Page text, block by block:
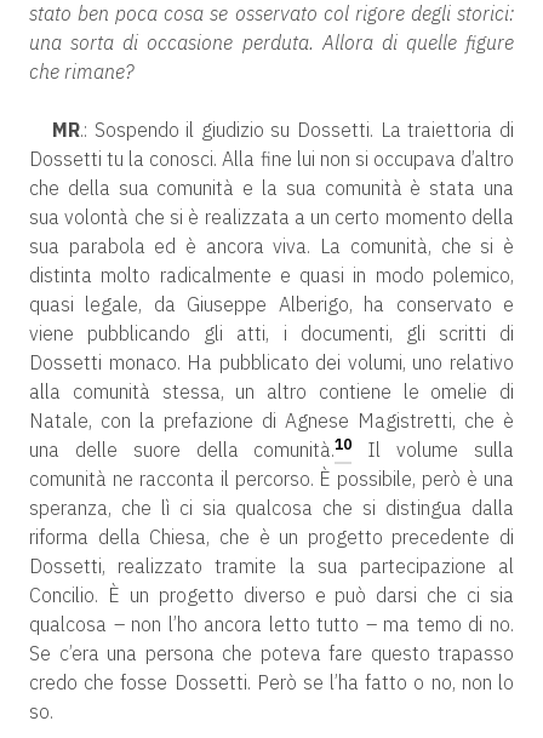
stato ben poca cosa se osservato col rigore degli storici:
una sorta di occasione perduta. Allora di quelle figure
che rimane?
MR.: Sospendo il giudizio su Dossetti. La traiettoria di
Dossetti tu la conosci. Alla fine lui non si occupava d’altro
che della sua comunità e la sua comunità è stata una
sua volontà che si è realizzata a un certo momento della
sua parabola ed è ancora viva. La comunità, che si è
distinta molto radicalmente e quasi in modo polemico,
quasi legale, da Giuseppe Alberigo, ha conservato e
viene pubblicando gli atti, i documenti, gli scritti di
Dossetti monaco. Ha pubblicato dei volumi, uno relativo
alla comunità stessa, un altro contiene le omelie di
Natale, con la prefazione di Agnese Magistretti, che è
una delle suore della comunità.10
Il volume sulla
comunità ne racconta il percorso. È possibile, però è una
speranza, che lì ci sia qualcosa che si distingua dalla
riforma della Chiesa, che è un progetto precedente di
Dossetti, realizzato tramite la sua partecipazione al
Concilio. È un progetto diverso e può darsi che ci sia
qualcosa – non l’ho ancora letto tutto – ma temo di no.
Se c’era una persona che poteva fare questo trapasso
credo che fosse Dossetti. Però se l’ha fatto o no, non lo
so.